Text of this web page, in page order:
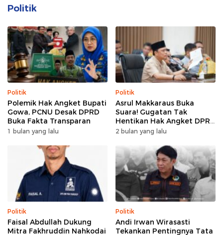
Politik
Politik
Polemik Hak Angket Bupati
Gowa, PCNU Desak DPRD
Buka Fakta Transparan
1 bulan yang lalu
Politik
Asrul Makkaraus Buka
Suara! Gugatan Tak
Hentikan Hak Angket DPRD
Gowa
2 bulan yang lalu
Politik
Faisal Abdullah Dukung
Mitra Fakhruddin Nahkodai
Politik
Andi Irwan Wirasasti
Tekankan Pentingnya Tata